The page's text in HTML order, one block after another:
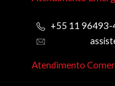
+55 11 96493-
Atendimento